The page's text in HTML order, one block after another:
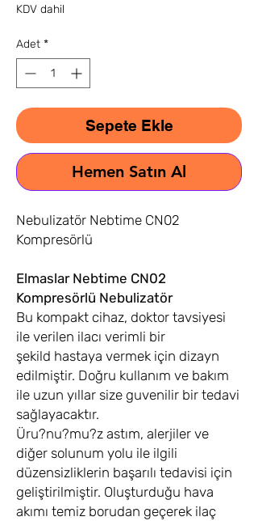
KDV dahil
Adet *
Sepete Ekle
Hemen Satın Al
Nebulizatör Nebtime CN02
Kompresörlü
Elmaslar Nebtime CN02
Kompresörlü Nebulizatör
Bu kompakt cihaz, doktor tavsiyesi
ile verilen ilacı verimli bir
şekild hastaya vermek için dizayn
edilmiştir. Doğru kullanım ve bakım
ile uzun yıllar size guvenilir bir tedavi
sağlayacaktır.
Üru?nu?mu?z astım, alerjiler ve
diğer solunum yolu ile ilgili
düzensizliklerin başarılı tedavisi için
geliştirilmiştir. Oluşturduğu hava
akımı temiz borudan geçerek ilaç